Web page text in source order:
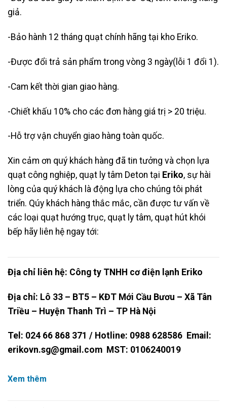
giả.
-Bảo hành 12 tháng quạt chính hãng tại kho Eriko.
-Được đổi trả sản phẩm trong vòng 3 ngày(lỗi 1 đổi 1).
-Cam kết thời gian giao hàng.
-Chiết khấu 10% cho các đơn hàng giá trị > 20 triệu.
-Hỗ trợ vận chuyển giao hàng toàn quốc.
Xin cảm ơn quý khách hàng đã tin tưởng và chọn lựa
quạt công nghiệp, quạt ly tâm Deton tại Eriko, sự hài
lòng của quý khách là động lựa cho chúng tôi phát
triển. Qúy khách hàng thắc mắc, cần được tư vấn về
các loại quạt hướng trục, quạt ly tâm, quạt hút khói
bếp hãy liên hệ ngay tới:
Địa chỉ liên hệ: Công ty TNHH cơ điện lạnh Eriko
Địa chỉ: Lô 33 – BT5 – KĐT Mới Cầu Bươu – Xã Tân
Triều – Huyện Thanh Trì – TP Hà Nội
Tel: 024 66 868 371 / Hotline: 0988 628586 Email:
erikovn.sg@gmail.com MST: 0106240019
Xem thêm